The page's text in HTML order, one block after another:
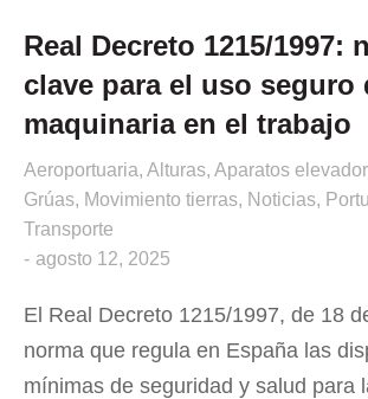
Real Decreto 1215/1997:
clave para el uso seguro
maquinaria en el trabajo
Aeroportuaria, Alturas, Aparatos
Grúas, Movimiento tierras, Noticias,
Transporte
agosto 12, 2025
El Real Decreto 1215/1997, de 18
norma que regula en España las
mínimas de seguridad y salud para